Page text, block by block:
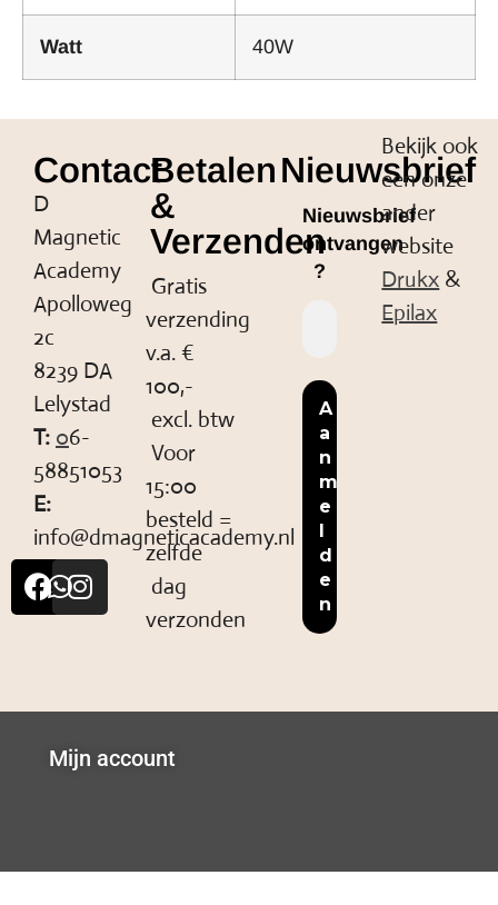
Watt 40W
Contact
D
Magnetic
Academy
Apolloweg
2c
8239 DA
Lelystad
T: 06-
58851053
E:
info@dmagneticacademy.nl
Betalen
&
Verzenden
Gratis
verzending
v.a. €
100,-
excl. btw
Voor
15:00
besteld =
zelfde
dag
verzonden
Nieuwsbrief
Nieuwsbrief
ontvangen
?
Bekijk ook
een onze
ander
website
Drukx &
Epilax
Mijn account